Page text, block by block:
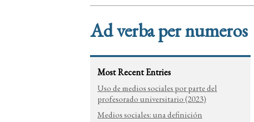
Ad verba per numeros
Most Recent Entries
Uso de medios sociales por parte del
profesorado universitario (2023)
Medios sociales: una definición